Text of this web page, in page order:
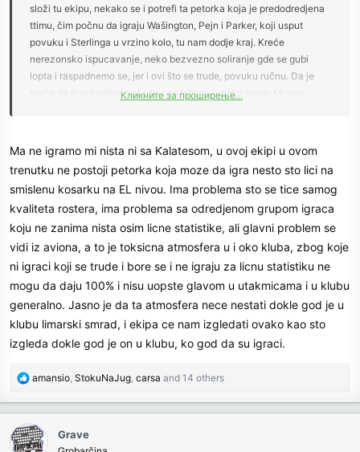
složi tu ekipu, nekako se i potrefi ta petorka koja je predodredjena
ttimu, čim počnu da igraju Wašington, Pejn i Parker, koji usput
povuku i Sterlinga u vrzino kolo, tu nam dodje kraj. Kreće
nerezonsko ispucavanje, neko bezvezno soliranje gde se gubi
lopta i raspadnemo se, jer i ovi što se trude, povuku ručnu. Da je
sreće da ti nabedjeni zasednu na tribine, a neka igraju Murien,
sezone nismo imali, mada eto džabe sve kada je ovakvo stanje.
Kako neko kaže brzo će i on u to sivilo.
Кликните за проширење...
Ma ne igramo mi nista ni sa Kalatesom, u ovoj ekipi u ovom
trenutku ne postoji petorka koja moze da igra nesto sto lici na
smislenu kosarku na EL nivou. Ima problema sto se tice samog
kvaliteta rostera, ima problema sa odredjenom grupom igraca
koju ne zanima nista osim licne statistike, ali glavni problem se
vidi iz aviona, a to je toksicna atmosfera u i oko kluba, zbog koje
ni igraci koji se trude i bore se i ne igraju za licnu statistiku ne
mogu da daju 100% i nisu uopste glavom u utakmicama i u klubu
generalno. Jasno je da ta atmosfera nece nestati dokle god je u
klubu limarski smrad, i ekipa ce nam izgledati ovako kao sto
izgleda dokle god je on u klubu, ko god da su igraci.
R
c
t
amansio, StokuNaJug, carsa and 14 others
Grave